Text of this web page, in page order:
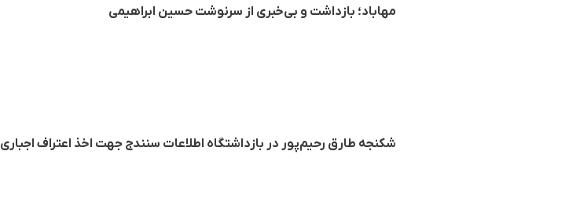
مهاباد؛ بازداشت و بی‌خبری از سرنوشت حسین ابراهیمی
شکنجه طارق رحیم‌پور در بازداشتگاه اطلاعات سنندج جهت اخذ اعتراف اجباری